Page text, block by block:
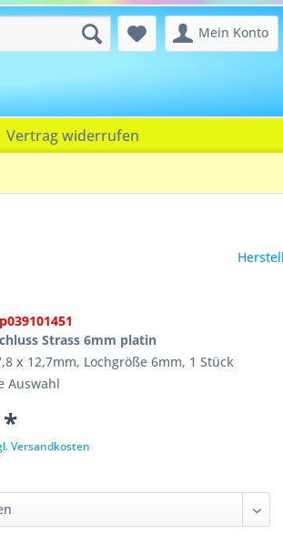
Mein Konto
Vertrag widerrufen
p039101451
Strass 6mm platin
x 12,7mm, Lochgröße 6mm, 1 Stück
Auswahl
*
Versandkosten